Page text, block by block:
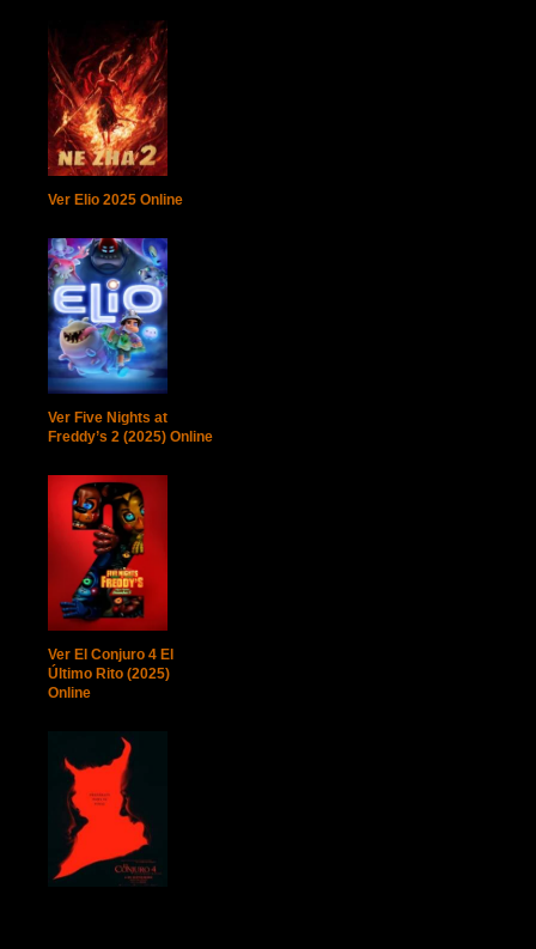
Ver Elio 2025 Online
Ver Five Nights at
Freddy’s 2 (2025) Online
Ver El Conjuro 4 El
Último Rito (2025)
Online